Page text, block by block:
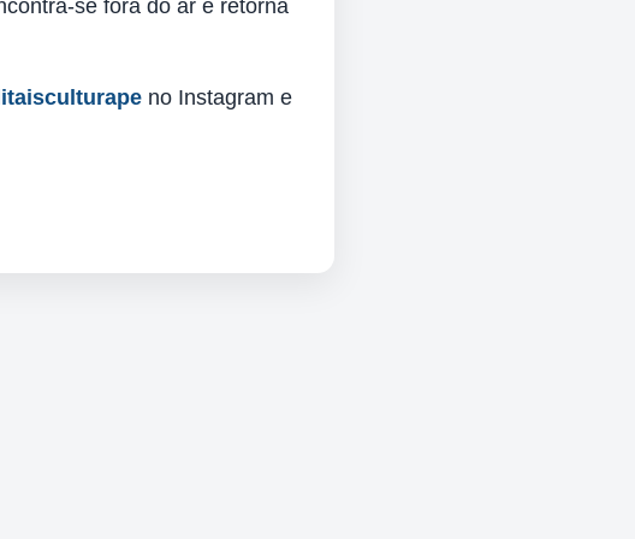
se fora do ar e retorna
no Instagram e